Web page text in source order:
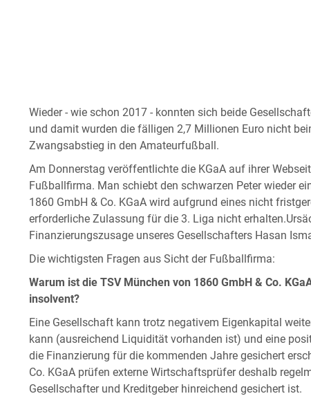
Wieder - wie schon 2017 - konnten sich beide
und damit wurden die fälligen 2,7 Millionen Euro nicht
Zwangsabstieg in den Amateurfußball.
Am Donnerstag veröffentlichte die KGaA auf ihrer
Fußballfirma. Man schiebt den schwarzen Peter wieder
1860 GmbH & Co. KGaA wird aufgrund eines nicht
erforderliche Zulassung für die 3. Liga nicht
Finanzierungszusage unseres Gesellschafters Hasan
Die wichtigsten Fragen aus Sicht der Fußballfirma:
Warum ist die TSV München von 1860 GmbH & Co.
insolvent?
Eine Gesellschaft kann trotz negativem Eigenkapital
kann (ausreichend Liquidität vorhanden ist) und eine
die Finanzierung für die kommenden Jahre gesichert
Co. KGaA prüfen externe Wirtschaftsprüfer deshalb
Gesellschafter und Kreditgeber hinreichend gesichert ist.